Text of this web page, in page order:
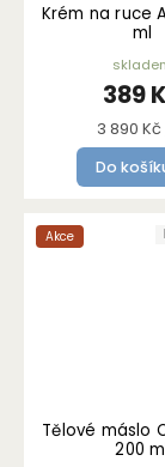
Krém na ruce
ml
389
Měrná
cena:
3 890 Kč
Do
Akce
Tělové máslo
200